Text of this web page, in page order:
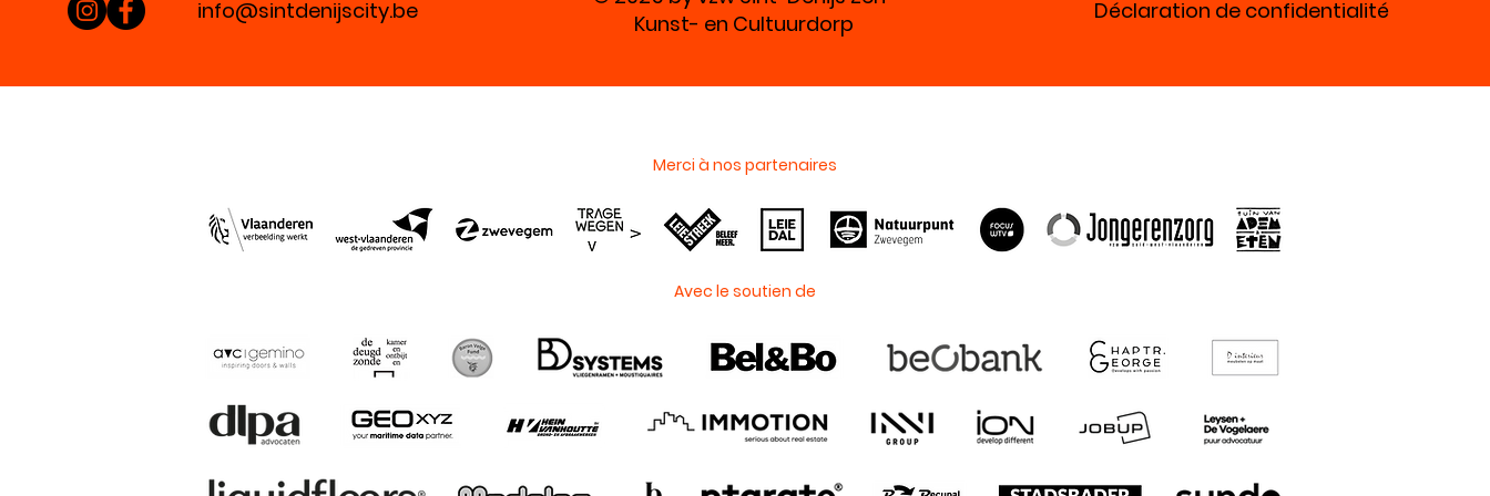
info@sintdenijscity.be
Kunst- en Cultuurdorp
Déclaration de confidentialité
Merci à nos partenaires
Avec le soutien de